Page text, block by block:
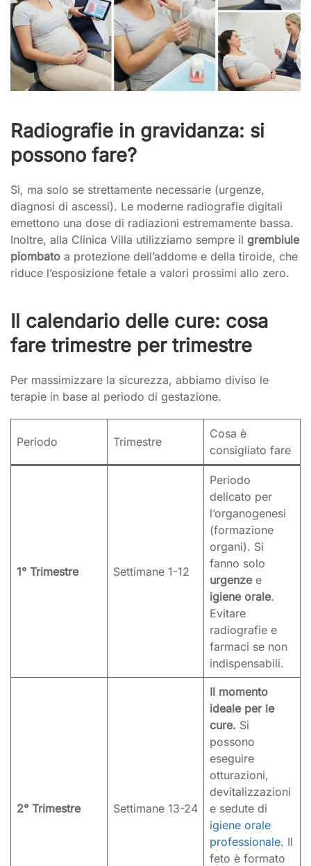
Radiografie in gravidanza: si
possono fare?
Sì, ma solo se strettamente necessarie (urgenze,
diagnosi di ascessi). Le moderne radiografie digitali
emettono una dose di radiazioni estremamente bassa.
Inoltre, alla Clinica Villa utilizziamo sempre il grembiule
piombato a protezione dell’addome e della tiroide, che
riduce l’esposizione fetale a valori prossimi allo zero.
Il calendario delle cure: cosa
fare trimestre per trimestre
Per massimizzare la sicurezza, abbiamo diviso le
terapie in base al periodo di gestazione.
Periodo Trimestre
Cosa è
consigliato fare
1° Trimestre Settimane 1-12
Periodo
delicato per
l’organogenesi
(formazione
organi). Si
fanno solo
urgenzee
igiene orale.
Evitare
radiografie e
farmaci se non
indispensabili.
2° Trimestre Settimane 13-24
Il momento
ideale per le
cure. Si
possono
eseguire
otturazioni,
devitalizzazioni
e sedute di
igiene orale
professionale. Il
feto è formato